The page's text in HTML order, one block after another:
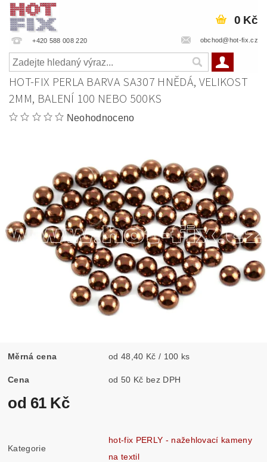
+420 588 008 220 obchod@hot-fix.cz
0 Kč
HOT-FIX PERLA BARVA SA307 HNĚDÁ, VELIKOST
2MM, BALENÍ 100 NEBO 500KS
Neohodnoceno
Měrná cena od 48,40 Kč / 100 ks
Cena od 50 Kč bez DPH
od 61 Kč
Kategorie
hot-fix PERLY - nažehlovací kameny
na textil